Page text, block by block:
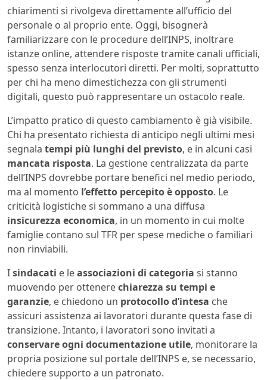
chiarimenti si rivolgeva direttamente all’ufficio del
personale o al proprio ente. Oggi, bisognerà
familiarizzare con le procedure dell’INPS, inoltrare
istanze online, attendere risposte tramite canali ufficiali,
spesso senza interlocutori diretti. Per molti, soprattutto
per chi ha meno dimestichezza con gli strumenti
digitali, questo può rappresentare un ostacolo reale.
L’impatto pratico di questo cambiamento è già visibile.
Chi ha presentato richiesta di anticipo negli ultimi mesi
segnala tempi più lunghi del previsto, e in alcuni casi
mancata risposta. La gestione centralizzata da parte
dell’INPS dovrebbe portare benefici nel medio periodo,
ma al momento l’effetto percepito è opposto. Le
criticità logistiche si sommano a una diffusa
insicurezza economica, in un momento in cui molte
famiglie contano sul TFR per spese mediche o familiari
non rinviabili.
Isindacati e leassociazioni di categoria si stanno
muovendo per ottenerechiarezza su tempi e
garanzie, e chiedono un protocollo d’intesa che
assicuri assistenza ai lavoratori durante questa fase di
transizione. Intanto, i lavoratori sono invitati a
conservare ogni documentazione utile, monitorare la
propria posizione sul portale dell’INPS e, se necessario,
chiedere supporto a un patronato.